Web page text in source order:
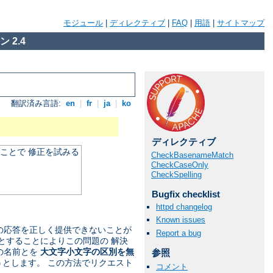
モジュール ディレクティブ FAQ 用語 サイトマップ
2.4
翻訳済み言語: en fr ja ko
とで 修正を試みる
答を正しく提供できないことが
することによりこの問題の 解決
名前とを 大文字小文字の区別を無
します。 この方法でリクエスト
ディレクティブ
CheckBasenameMatch
CheckCaseOnly
CheckSpelling
Bugfix checklist
httpd changelog
Known issues
Report a bug
参照
コメント